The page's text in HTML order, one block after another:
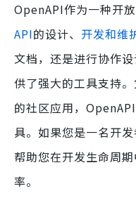
OpenAPI作为一种开
API的设计、 开发和维
文档，还是进行协作
供了强大的工具支持
的社区应用，
具。如果您是一名开
帮助您在开发生命周
率。